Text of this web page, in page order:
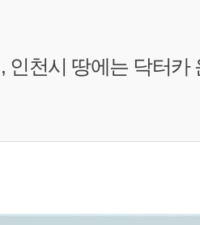
인천시 땅에는 닥터카